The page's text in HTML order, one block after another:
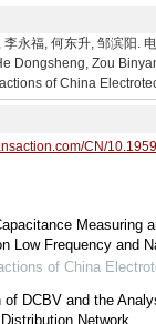
李永福, 何东升, 邹滨阳.
Dongsheng, Zou
of China
CN/
Measuring
Low Frequency and
of China
of DCBV and the
Network